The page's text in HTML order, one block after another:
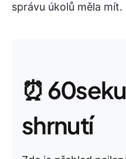
správu úkolů měla mít.
⏰
shrnutí